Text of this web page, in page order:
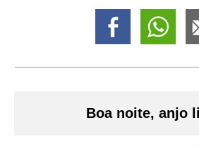
Boa noite, anjo